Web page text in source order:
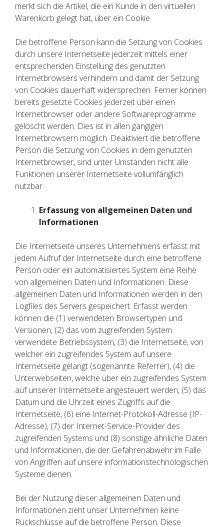
merkt sich die Artikel, die ein Kunde in den virtuellen
Warenkorb gelegt hat, über ein Cookie.
Die betroffene Person kann die Setzung von Cookies
durch unsere Internetseite jederzeit mittels einer
entsprechenden Einstellung des genutzten
Internetbrowsers verhindern und damit der Setzung
von Cookies dauerhaft widersprechen. Ferner können
bereits gesetzte Cookies jederzeit über einen
Internetbrowser oder andere Softwareprogramme
gelöscht werden. Dies ist in allen gängigen
Internetbrowsern möglich. Deaktiviert die betroffene
Person die Setzung von Cookies in dem genutzten
Internetbrowser, sind unter Umständen nicht alle
Funktionen unserer Internetseite vollumfänglich
nutzbar.
Erfassung von allgemeinen Daten und
Informationen
Die Internetseite unseres Unternehmens erfasst mit
jedem Aufruf der Internetseite durch eine betroffene
Person oder ein automatisiertes System eine Reihe
von allgemeinen Daten und Informationen. Diese
allgemeinen Daten und Informationen werden in den
Logfiles des Servers gespeichert. Erfasst werden
können die (1) verwendeten Browsertypen und
Versionen, (2) das vom zugreifenden System
verwendete Betriebssystem, (3) die Internetseite, von
welcher ein zugreifendes System auf unsere
Internetseite gelangt (sogenannte Referrer), (4) die
Unterwebseiten, welche über ein zugreifendes System
auf unserer Internetseite angesteuert werden, (5) das
Datum und die Uhrzeit eines Zugriffs auf die
Internetseite, (6) eine Internet-Protokoll-Adresse (IP-
Adresse), (7) der Internet-Service-Provider des
zugreifenden Systems und (8) sonstige ähnliche Daten
und Informationen, die der Gefahrenabwehr im Falle
von Angriffen auf unsere informationstechnologischen
Systeme dienen.
Bei der Nutzung dieser allgemeinen Daten und
Informationen zieht unser Unternehmen keine
Rückschlüsse auf die betroffene Person. Diese